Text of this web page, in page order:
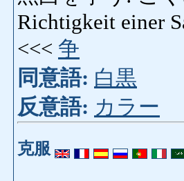
Richtigkeit einer
<<< 争
同意語: 白黒
反意語: カラー
克服